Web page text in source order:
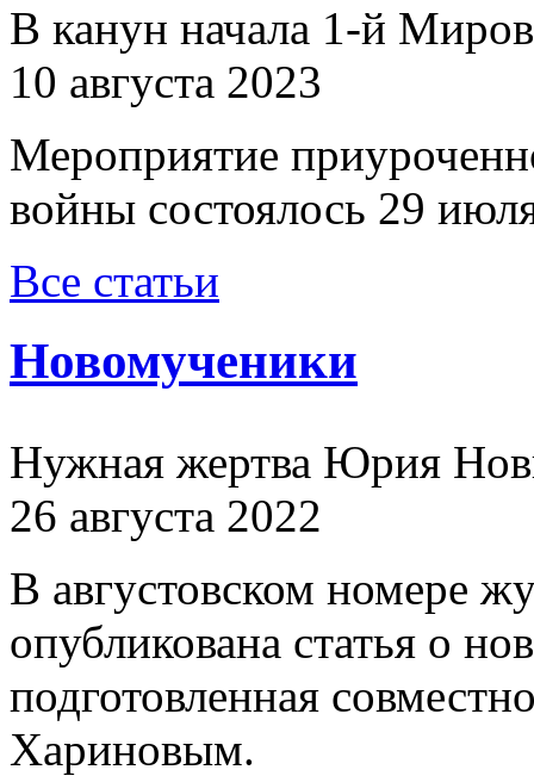
В канун начала 1-й
10 августа 2023
Мероприятие
войны состоялось 29
Все статьи
Новомученики
Нужная жертва Юрия
26 августа 2022
В августовском номере
опубликована статья о
подготовленная
Хариновым.